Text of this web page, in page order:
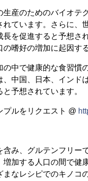
生産のためのバイオテ
れています。さらに、
を促進すると予想さ
嗜好の増加に起因する
の中で健康的な食習慣
、中国、日本、インド
予想されています。
プルをリクエスト @
含み、グルテンフリー
増加する人口の間で健
まなレシピでのキノコ